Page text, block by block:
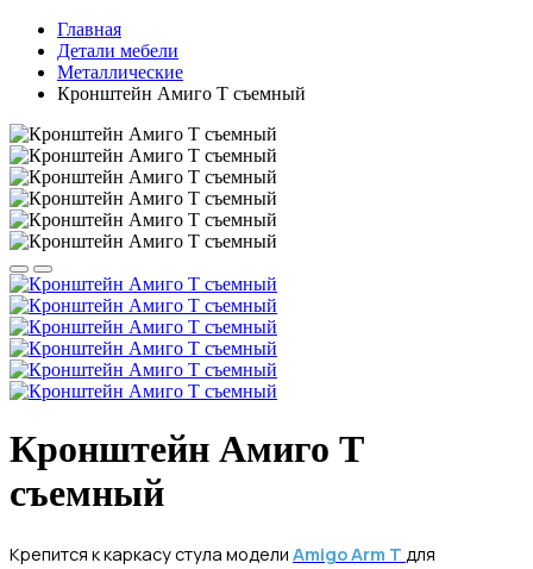
Главная
Детали мебели
Металлические
Кронштейн Амиго T съемный
Кронштейн Амиго T
съемный
Крепится к каркасу стула модели Amigo Arm Т для